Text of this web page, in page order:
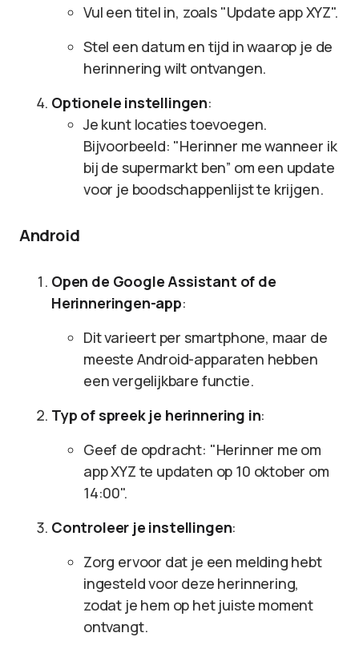
Vul een titel in, zoals "Update app XYZ".
Stel een datum en tijd in waarop je de
herinnering wilt ontvangen.
Optionele instellingen:
Je kunt locaties toevoegen.
Bijvoorbeeld: "Herinner me wanneer ik
bij de supermarkt ben” om een update
voor je boodschappenlijst te krijgen.
Android
Open de Google Assistant of de
Herinneringen-app:
Dit varieert per smartphone, maar de
meeste Android-apparaten hebben
een vergelijkbare functie.
Typ of spreek je herinnering in:
Geef de opdracht: "Herinner me om
app XYZ te updaten op 10 oktober om
14:00".
Controleer je instellingen:
Zorg ervoor dat je een melding hebt
ingesteld voor deze herinnering,
zodat je hem op het juiste moment
ontvangt.